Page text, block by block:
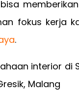
fokus kerja
.
interior di
Malang